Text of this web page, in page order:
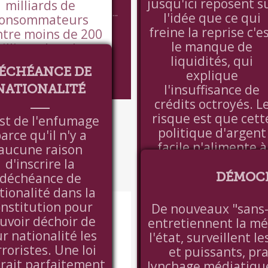
jusqu'ici reposent
l'idée que ce qui
freine la reprise
le manque de
liquidités, qui
explique
l'insuffisance de
crédits octroyés.
risque est que
politique d'argent
facile n'alimente à
spéculation
prépare la
crise.
CHRISTOPHER DEMBIK, SAXO BANK -
CROIX DU 03/02/2016
milliards de
moins de 200
dans les
folles !)
à
de nouveaux
et services en
d'émerger dans
années 2010. On
imagine les
perspectives
politiques et
ainsi
peut être 3
4 décennies de
rapide !
notre nez ! et
personne ne voit
de nationalité dans la...
DE
de l'enfumage
qu'il n'y a
raison
d'inscrire la
déchéance de
dans la
pour
déchoir de
nationalité les
Une loi
parfaitement
De
méfiance
surveillent les
et puissants,
De nouveaux
entretiennent la
l'état, surveillent
et puissants,